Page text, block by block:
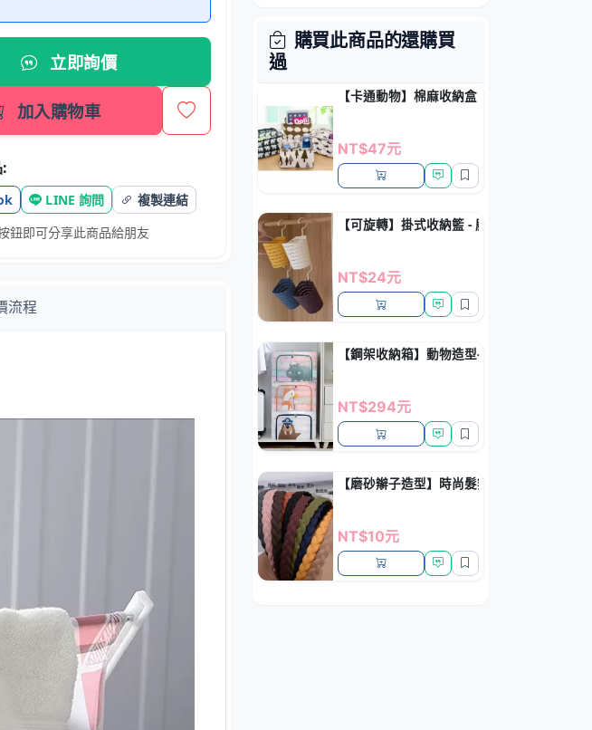
立即詢價
加入購物車
LINE 詢問
複製連結
鈕即可分享此商品給朋友
流程
購買此商品的還購買
過
【卡通動物】棉麻收納盒 - 手提桌面整理籃
NT$47元
【可旋轉】掛式收納籃 - 廚房浴室瀝水置物籃
NT$24元
【鋼架收納箱】動物造型-大號摺疊搬家收納
NT$294元
【磨砂辮子造型】時尚髮箍 - 簡約百搭少女
NT$10元